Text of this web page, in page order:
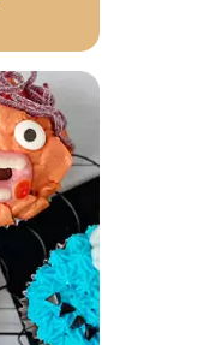
Blueberry-